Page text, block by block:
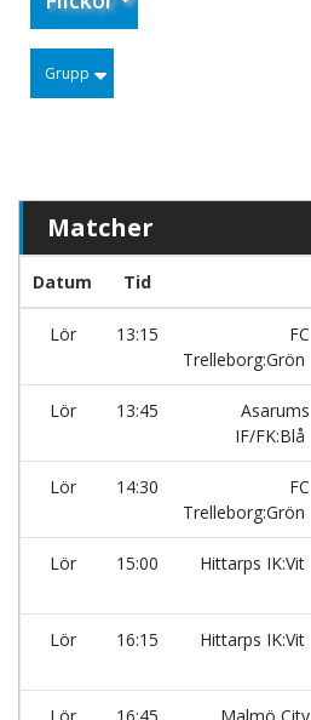
Grupp
Matcher
Datum Tid
Lör 13:15
FC
Trelleborg:Grön
Lör 13:45
Asarums
IF/FK:Blå
Lör 14:30
FC
Trelleborg:Grön
Lör 15:00 Hittarps IK:Vit
Lör 16:15 Hittarps IK:Vit